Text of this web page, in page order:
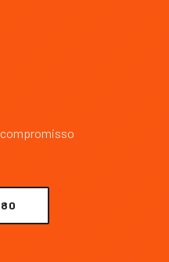
compromisso